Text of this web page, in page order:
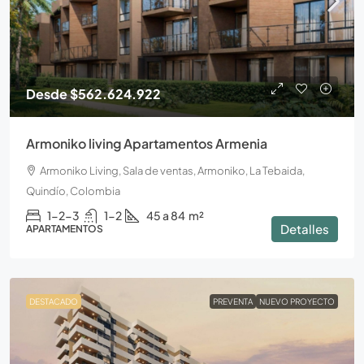
Desde$562.624.922
Armoniko living Apartamentos Armenia
Armoniko Living, Sala de ventas, Armoniko, La Tebaida,
Quindío, Colombia
1-2-3 1-2 45 a 84 m²
APARTAMENTOS Detalles
DESTACADO PREVENTA NUEVO PROYECTO